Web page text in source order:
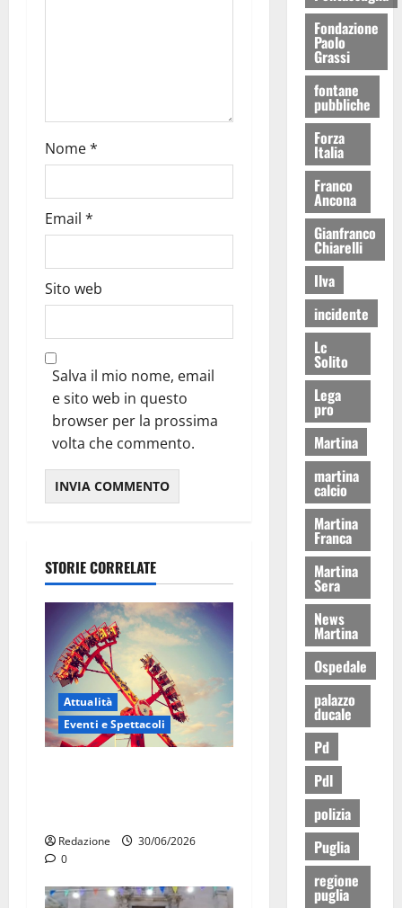
Nome*
Email *
Sito web
Salva il mio nome, email
e sito web in questo
browser per la prossima
volta che commento.
STORIE CORRELATE
Attualità
Eventi e Spettacoli
Redazione
30/06/2026
0
Fondazione
Paolo
Grassi
fontane
pubbliche
Forza
Italia
Franco
Ancona
Gianfranco
Chiarelli
Ilva
incidente
Lc
Solito
Lega
pro
Martina
martina
calcio
Martina
Franca
Martina
Sera
News
Martina
Ospedale
palazzo
ducale
Pd
Pdl
polizia
Puglia
regione
puglia